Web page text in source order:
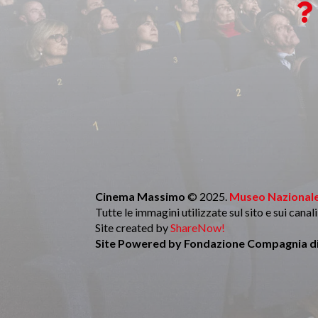

Cinema Massimo© 2025. Museo
Tutte le immagini utilizzate sul sito e sui
Site created byShareNow!
Site Powered by Fondazione Compagnia